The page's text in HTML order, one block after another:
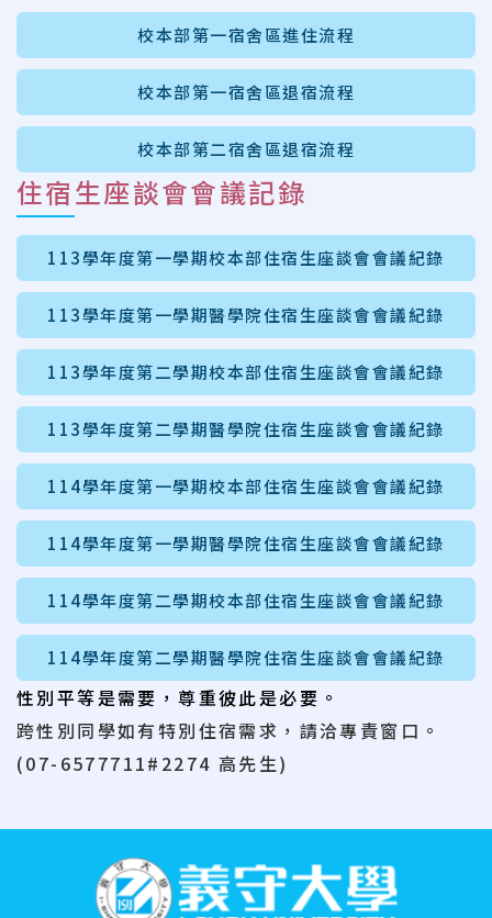
校本部第一宿舍區進住流程
校本部第一宿舍區退宿流程
校本部第二宿舍區退宿流程
住宿生座談會會議記錄
113學年度第一學期校本部住宿生座談會會議紀錄
113學年度第一學期醫學院住宿生座談會會議紀錄
113學年度第二學期校本部住宿生座談會會議紀錄
113學年度第二學期醫學院住宿生座談會會議紀錄
114學年度第一學期校本部住宿生座談會會議紀錄
114學年度第一學期醫學院住宿生座談會會議紀錄
114學年度第二學期校本部住宿生座談會會議紀錄
114學年度第二學期醫學院住宿生座談會會議紀錄
性別平等是需要 ，尊重彼此是必要。
跨性別同學如有特別住宿需求，請洽專責窗口。
(07-6577711#2274 高先生)